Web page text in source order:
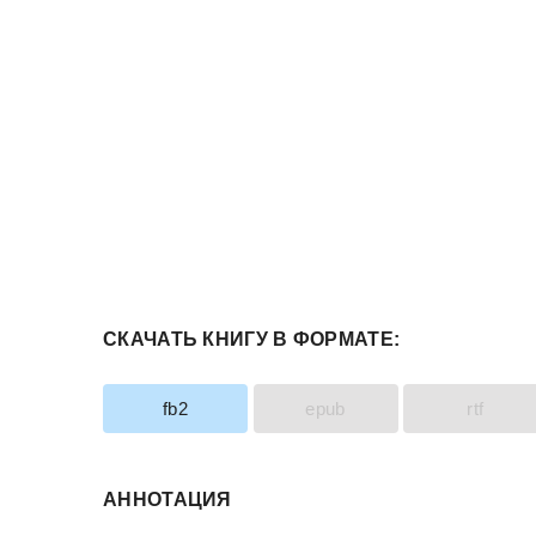
СКАЧАТЬ КНИГУ В ФОРМАТЕ:
fb2 epub rtf
АННОТАЦИЯ